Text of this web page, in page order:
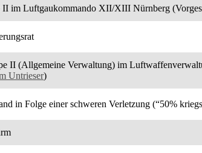
II im Luftgaukommando XII/XIII Nürnberg
II (Allgemeine Verwaltung) im
Untrieser)
in Folge einer schweren Verletzung (“50%